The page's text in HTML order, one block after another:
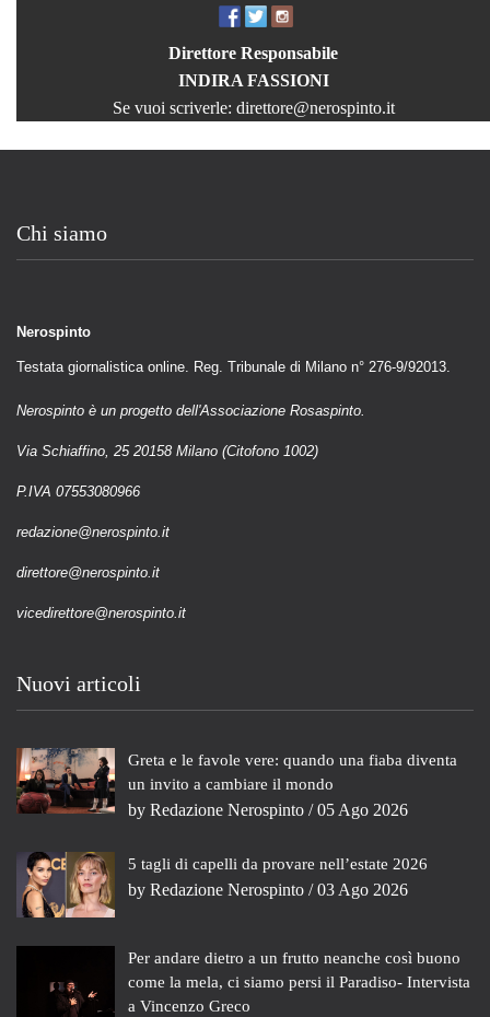
Direttore Responsabile
INDIRA FASSIONI
Se vuoi scriverle: direttore@nerospinto.it
Chi siamo
Nerospinto
Testata giornalistica online. Reg. Tribunale di Milano n° 276-9/92013.
Nerospinto è un progetto dell'Associazione Rosaspinto.
Via Schiaffino, 25 20158 Milano (Citofono 1002)
P.IVA 07553080966
redazione@nerospinto.it
direttore@nerospinto.it
vicedirettore@nerospinto.it
Nuovi articoli
Greta e le favole vere: quando una fiaba diventa
un invito a cambiare il mondo
by Redazione Nerospinto / 05 Ago 2026
5 tagli di capelli da provare nell’estate 2026
by Redazione Nerospinto / 03 Ago 2026
Per andare dietro a un frutto neanche così buono
come la mela, ci siamo persi il Paradiso- Intervista
a Vincenzo Greco